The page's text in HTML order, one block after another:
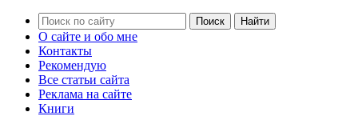
О сайте и обо мне
Контакты
Рекомендую
Все статьи сайта
Реклама на сайте
Книги